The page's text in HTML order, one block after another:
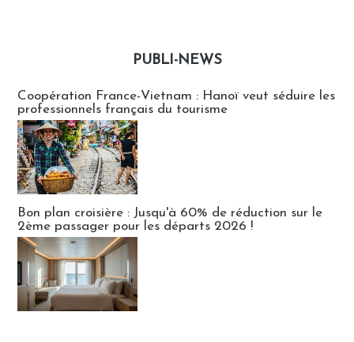
PUBLI-NEWS
Coopération France-Vietnam : Hanoï veut séduire les
professionnels français du tourisme
Bon plan croisière : Jusqu'à 60% de réduction sur le
2ème passager pour les départs 2026 !